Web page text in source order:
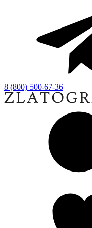
8 (800) 500-67-36